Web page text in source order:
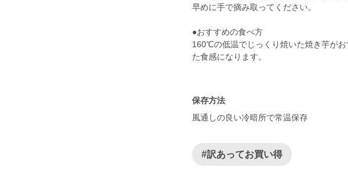
早めに手で摘み取ってください。
●おすすめの食べ方
160℃の低温でじっくり焼いた焼き芋が
た食感になります。
保存方法
風通しの良い冷暗所で常温保存
#訳あってお買い得